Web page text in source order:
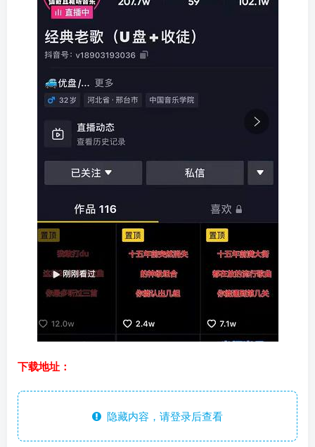
下载地址：
隐藏内容，请登录后查看